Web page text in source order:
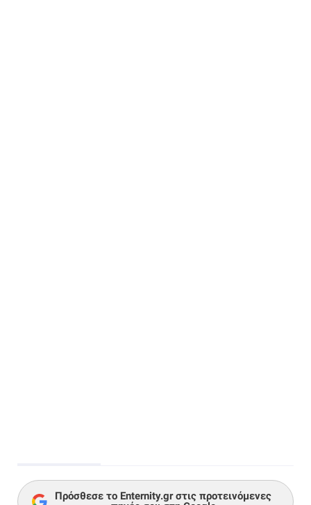
Πρόσθεσε το Enternity.gr στις προτεινόμενες